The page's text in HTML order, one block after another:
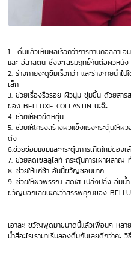
1. ดื่มแล้วเห็นผลเร็วกว่าการทานคอลลาเ
และ อีลาสติน ซึ่งจะเสริมฤทธิ์กันต่อผิวหนัง
2.ร่างกายจะดูซึมเร็วกว่า และร่างกายนำไ
เล็ก
3. ช่วยเรื่องริ้วรอย ผิวนุ่ม ชุ่มชื้น ด้วยสาร
ของ BELLUXE COLLASTIN นะจ๊ะ
4. ช่วยให้ผิวยืดหยุ่น
5. ช่วยให้โครงสร้างผิวแข็งแรงกระตุ้นให้ผิ
ตึง
6.ช่วยซ่อมแซมและกระตุ้นการเกิดใหม่ขอ
7. ช่วยลดเซลลูไลท์ กระตุ้นการเผาผลาญ
8. ช่วยให้แก่ช้า อันนี้ขวัญชอบมาก
9. ช่วยให้ผิวพรรณ สดใส เปล่งปลั่ง อิ่มน้
ขวัญบอกเลยนะคะว่าสรรพคุณของ
เอาละ! ขวัญพูดมาขนาดนี้แล้วเพื่อนๆ หลาย
น้ำสีอะไรเรามาเริ่มลองดื่มกันเลยดีกว่าคะ